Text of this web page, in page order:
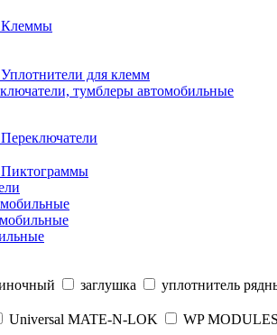
Клеммы
Уплотнители для клемм
тумблеры автомобильные
Переключатели
Пиктограммы
заглушка
уплотнитель
Universal MATE-N-LOK
WP